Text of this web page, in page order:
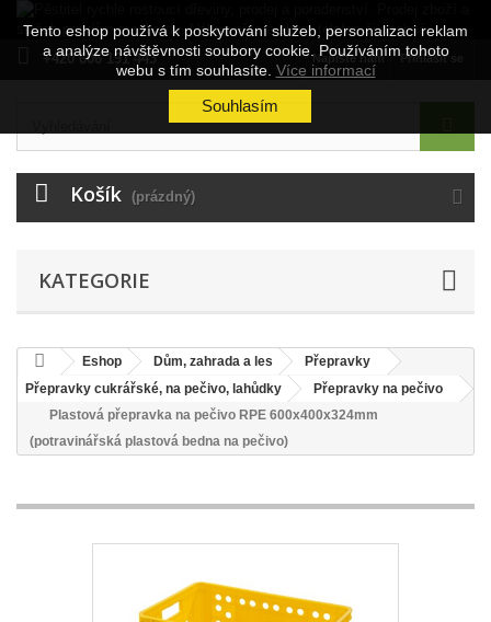
Přihlásit se
Napište nám
+420 606 191 443
Košík (prázdný)
KATEGORIE
Eshop Dům, zahrada a les
Přepravky
Přepravky cukrářské, na pečivo, lahůdky
Přepravky na pečivo
Plastová přepravka na pečivo RPE 600x400x324mm
(potravinářská plastová bedna na pečivo)
Tento eshop používá k poskytování služeb, personalizaci reklam
a analýze návštěvnosti soubory cookie. Používáním tohoto
webu s tím souhlasíte. Více informací
Souhlasím